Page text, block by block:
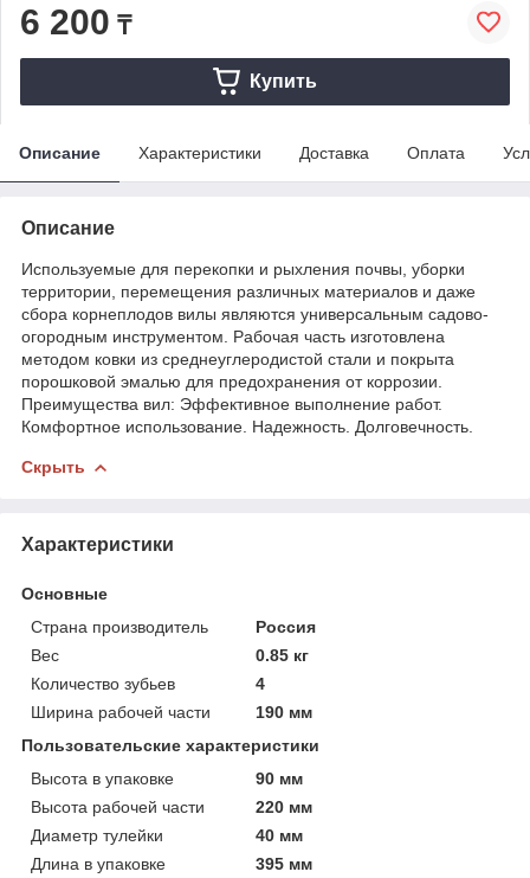
6 200 ₸
Купить
Описание Характеристики Доставка Оплата
Описание
Используемые для перекопки и рыхления почвы, уборки
территории, перемещения различных материалов и даже
сбора корнеплодов вилы являются универсальным садово-
огородным инструментом. Рабочая часть изготовлена
методом ковки из среднеуглеродистой стали и покрыта
порошковой эмалью для предохранения от коррозии.
Преимущества вил: Эффективное выполнение работ.
Комфортное использование. Надежность. Долговечность.
Скрыть
Характеристики
Основные
Страна производитель
Россия
Вес
0.85 кг
Количество зубьев
4
Ширина рабочей части
190 мм
Пользовательские характеристики
Высота в упаковке
90 мм
Высота рабочей части
220 мм
Диаметр тулейки
40 мм
Длина в упаковке
395 мм